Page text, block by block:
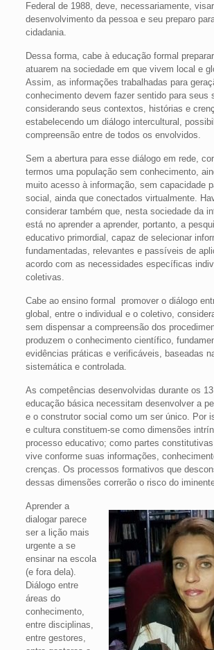
Federal de 1988, deve, necessariamente,
desenvolvimento da pessoa e seu preparo
cidadania.
Dessa forma, cabe à educação formal
atuarem na sociedade em que vivem local e
Assim, as informações trabalhadas para
conhecimento devem fazer sentido para seus
considerando seus contextos, histórias e
estabelecendo um diálogo intercultural,
compreensão entre de todos os envolvidos.
Sem a abertura para esse diálogo em rede,
termos uma população sem conhecimento,
muito acesso à informação, sem capacidade
social, ainda que conectados virtualmente.
considerar também que, nesta sociedade da
está no aprender a aprender, portanto, a
educativo primordial, capaz de selecionar
fundamentadas, relevantes e passíveis de
acordo com as necessidades específicas
coletivas.
Cabe ao ensino formal promover o diálogo
global, entre o individual e o coletivo,
sem dispensar a compreensão dos
produzem o conhecimento científico,
evidências práticas e verificáveis, baseadas
sistemática e controlada.
As competências desenvolvidas durante os
educação básica necessitam desenvolver a
e o construtor social como um ser único. Por
e cultura constituem-se como dimensões
processo educativo; como partes
vive conforme suas informações,
crenças. Os processos formativos que
dessas dimensões correrão o risco do
Aprender a
dialogar parece
ser a lição mais
urgente a se
ensinar na escola
(e fora dela).
Diálogo entre
áreas do
conhecimento,
entre disciplinas,
entre gestores,